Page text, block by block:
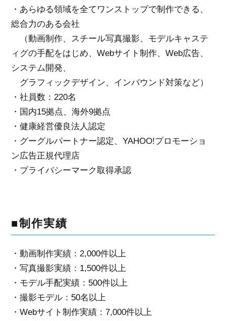
・あらゆる領域を全てワンストップで制作できる、
総合力のある会社
（動画制作、スチール写真撮影、モデルキャステ
ィグの手配をはじめ、Webサイト制作、Web広告、
システム開発、
グラフィックデザイン、インバウンド対策など）
・社員数：220名
・国内15拠点、海外9拠点
・健康経営優良法人認定
・グーグルパートナー認定、YAHOO!プロモーショ
ン広告正規代理店
・プライバシーマーク取得承認
■制作実績
・動画制作実績：2,000件以上
・写真撮影実績：1,500件以上
・モデル手配実績：500件以上
・撮影モデル：50名以上
・Webサイト制作実績：7,000件以上